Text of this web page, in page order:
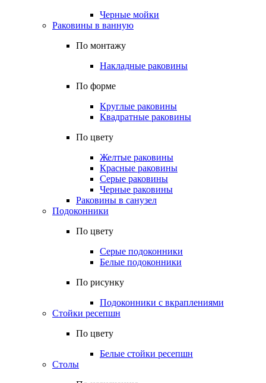
Черные мойки
Раковины в ванную
По монтажу
Накладные раковины
По форме
Круглые раковины
Квадратные раковины
По цвету
Желтые раковины
Красные раковины
Серые раковины
Черные раковины
Раковины в санузел
Подоконники
По цвету
Серые подоконники
Белые подоконники
По рисунку
Подоконники с вкраплениями
Стойки ресепшн
По цвету
Белые стойки ресепшн
Столы